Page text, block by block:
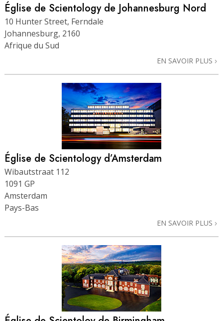
Église de Scientology de Johannesburg Nord
10 Hunter Street, Ferndale
Johannesburg, 2160
Afrique du Sud
EN SAVOIR PLUS
Église de Scientology d’Amsterdam
Wibautstraat 112
1091 GP
Amsterdam
Pays-Bas
EN SAVOIR PLUS